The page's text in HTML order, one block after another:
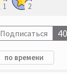
1 2
Подписаться 40
по времени